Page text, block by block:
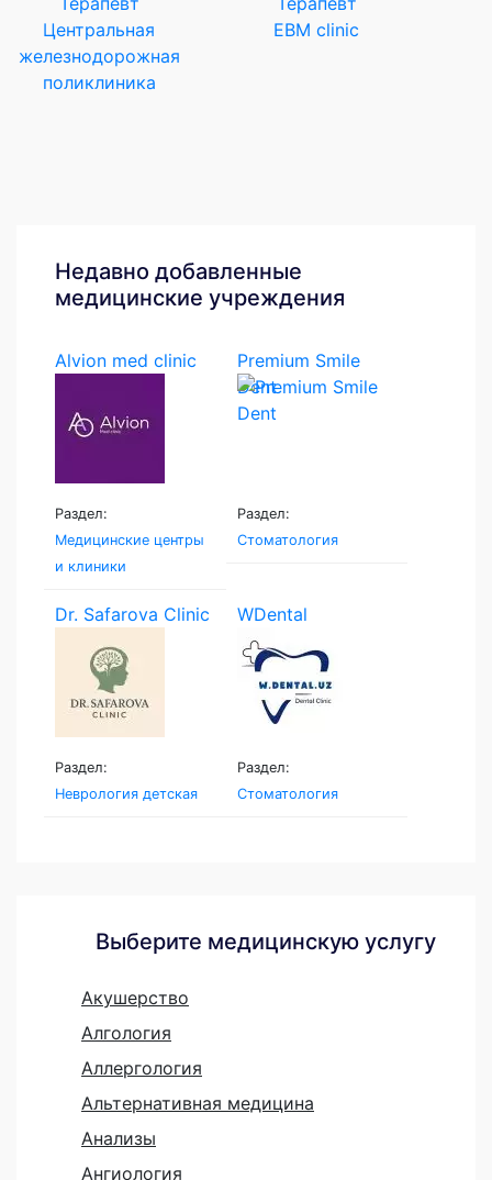
Центральная
железнодорожная
поликлиника
EBM clinic
Недавно добавленные
медицинские учреждения
Alvion med clinic
Раздел:
Медицинские центры
и клиники
Premium Smile
Dent
Раздел:
Стоматология
Dr. Safarova Clinic
Раздел:
Неврология детская
WDental
Раздел:
Стоматология
Выберите медицинскую услугу
Акушерство
Алгология
Аллергология
Альтернативная медицина
Анализы
Ангиология